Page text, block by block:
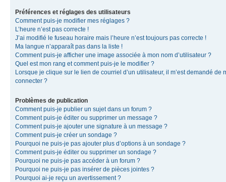
Préférences et réglages des utilisateurs
Comment puis-je modifier mes réglages ?
L’heure n’est pas correcte !
J’ai modifié le fuseau horaire mais l’heure n’est toujours pas correcte !
Ma langue n’apparaît pas dans la liste !
Comment puis-je afficher une image associée à mon nom d’utilisateur ?
Quel est mon rang et comment puis-je le modifier ?
Lorsque je clique sur le lien de courriel d’un utilisateur, il m’est demandé de
connecter ?
Problèmes de publication
Comment puis-je publier un sujet dans un forum ?
Comment puis-je éditer ou supprimer un message ?
Comment puis-je ajouter une signature à un message ?
Comment puis-je créer un sondage ?
Pourquoi ne puis-je pas ajouter plus d’options à un sondage ?
Comment puis-je éditer ou supprimer un sondage ?
Pourquoi ne puis-je pas accéder à un forum ?
Pourquoi ne puis-je pas insérer de pièces jointes ?
Pourquoi ai-je reçu un avertissement ?